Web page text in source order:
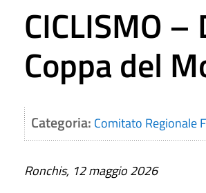
CICLISMO
Coppa del
Categoria: Comitato Regionale
Ronchis, 12 maggio 2026